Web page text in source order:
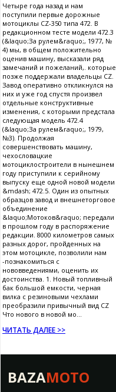
Четыре года назад и нам
поступили первые дорожные
мотоциклы CZ-350 типа 472. В
редакционном тесте модели 472.3
(&laquo;За рулем&raquo;, 1977, №
4) мы, в общем положительно
оценив машину, высказали ряд
замечаний и пожеланий,. которые
позже поддержали владельцы CZ.
Завод оперативно откликнулся на
них и уже год спустя произвел
отдельные конструктивные
изменения, с которыми предстала
следующая модель 472.4
(&laquo;За рулем&raquo;, 1979,
№3). Продолжая
совершенствовать машину,
чехословацкие
мотоциклостроители в нынешнем
году приступили к серийному
выпуску еще одной новой модели
&mdash; 472.5. Один из опытных
образцов завод и внешнеторговое
объединение
&laquo;Мотоков&raquo; передали
в прошлом году в распоряжение
редакции. 8000 километров самых
разных дорог, пройденных на
этом мотоцикле, позволили нам
-познакомиться с
нововведениями, оценить их
достоинства. 1. Новый топливный
бак большой емкости, черная
вилка с резиновыми чехлами
преобразили привычный вид CZ
Что нового в новой мо...
ЧИТАТЬ ДАЛЕЕ >>
BAZAMOTO